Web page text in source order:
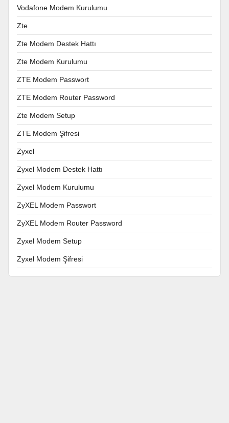
Vodafone Modem Kurulumu
Zte
Zte Modem Destek Hattı
Zte Modem Kurulumu
ZTE Modem Passwort
ZTE Modem Router Password
Zte Modem Setup
ZTE Modem Şifresi
Zyxel
Zyxel Modem Destek Hattı
Zyxel Modem Kurulumu
ZyXEL Modem Passwort
ZyXEL Modem Router Password
Zyxel Modem Setup
Zyxel Modem Şifresi